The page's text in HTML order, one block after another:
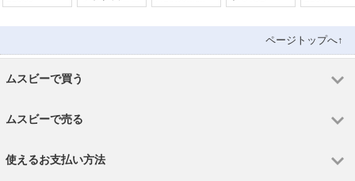
ページトップへ↑
ムスビーで買う
ムスビーで売る
使えるお支払い方法